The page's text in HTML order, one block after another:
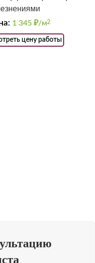
1 345 ₽/м2
цену работы